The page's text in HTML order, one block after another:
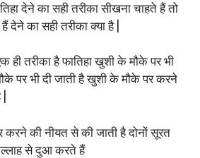
देने का सही तरीका सीखना चाहते हैं तो
का सही तरीका क्या है |
ही तरीका है फातिहा खुशी के मौके पर भी
पर भी दी जाती है खुशी के मौके पर करने
की नीयत से की जाती है दोनों सूरत
से दुआ करते हैं